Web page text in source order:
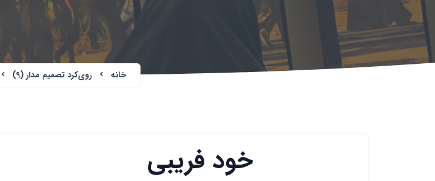
خانه روی‌کرد تصمیم مدار (9)
خود فریبی